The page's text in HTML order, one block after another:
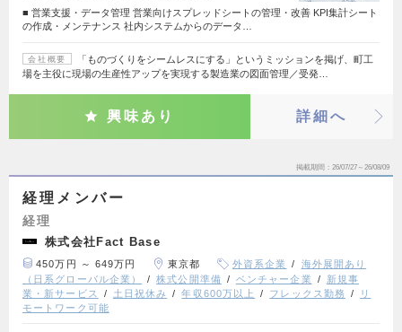
■ 営業支援・データ管理 営業向けスプレッドシートの管理・改善 KPI集計シート
の作成・メンテナンス 社内システムからのデータ…
会社概要
「ものづくりをシームレスにする」というミッションを掲げ、町工
場を主役に現場の生産性アップを実現する製造業の図面管理／受発…
興味あり 詳細へ
掲載期間 26/07/27～26/08/09
経理メンバー
経理
株式会社Fact Base
450万円 ～ 649万円 東京都 外資系企業
海外展開あり
（日系グローバル企業）
株式公開準備 ベンチャー企業
新規事
業・新サービス
土日祝休み 年収600万以上 フレックス勤務
リ
モートワーク可能